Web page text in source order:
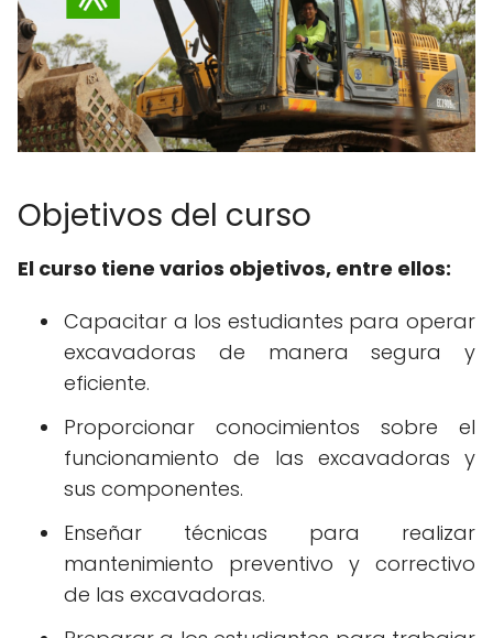
Objetivos del curso
El curso tiene varios objetivos, entre ellos:
Capacitar a los estudiantes para operar
excavadoras de manera segura y
eficiente.
Proporcionar conocimientos sobre el
funcionamiento de las excavadoras y
sus componentes.
Enseñar técnicas para realizar
mantenimiento preventivo y correctivo
de las excavadoras.